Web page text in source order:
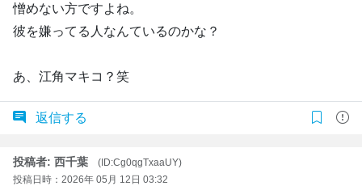
憎めない方ですよね。
彼を嫌ってる人なんているのかな？
あ、江角マキコ？笑
返信する
投稿者: 西千葉
(ID:Cg0qgTxaaUY)
投稿日時：2026年 05月 12日 03:32